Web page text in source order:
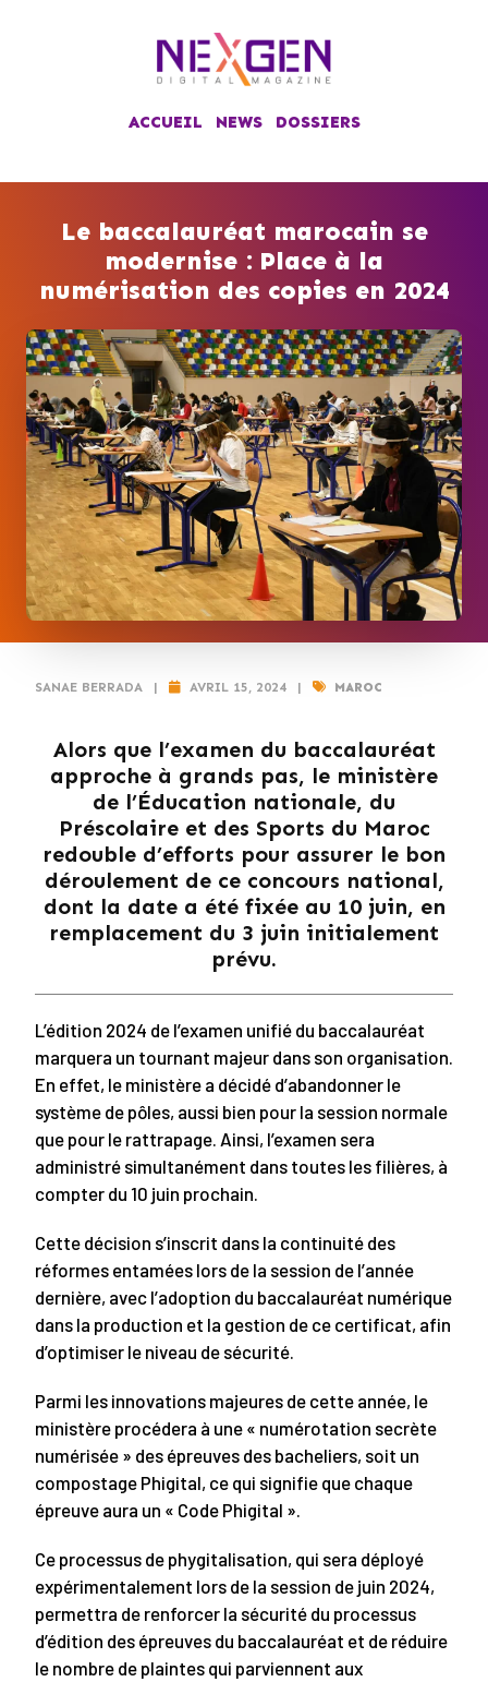
ACCUEIL NEWS DOSSIERS
Le baccalauréat marocain se
modernise : Place à la
numérisation des copies en 2024
SANAE BERRADA | AVRIL 15, 2024 | MAROC
Alors que l’examen du baccalauréat
approche à grands pas, le ministère
de l’Éducation nationale, du
Préscolaire et des Sports du Maroc
redouble d’efforts pour assurer le bon
déroulement de ce concours national,
dont la date a été fixée au 10 juin, en
remplacement du 3 juin initialement
prévu.
L’édition 2024 de l’examen unifié du baccalauréat
marquera un tournant majeur dans son organisation.
En effet, le ministère a décidé d’abandonner le
système de pôles, aussi bien pour la session normale
que pour le rattrapage. Ainsi, l’examen sera
administré simultanément dans toutes les filières, à
compter du 10 juin prochain.
Cette décision s’inscrit dans la continuité des
réformes entamées lors de la session de l’année
dernière, avec l’adoption du baccalauréat numérique
dans la production et la gestion de ce certificat, afin
d’optimiser le niveau de sécurité.
Parmi les innovations majeures de cette année, le
ministère procédera à une « numérotation secrète
numérisée » des épreuves des bacheliers, soit un
compostage Phigital, ce qui signifie que chaque
épreuve aura un « Code Phigital ».
Ce processus de phygitalisation, qui sera déployé
expérimentalement lors de la session de juin 2024,
permettra de renforcer la sécurité du processus
d’édition des épreuves du baccalauréat et de réduire
le nombre de plaintes qui parviennent aux